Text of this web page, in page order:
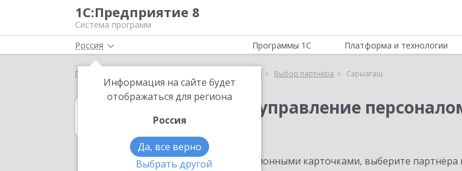
1С:Предприятие 8
Система программ
Россия
Информация на сайте будет
отображаться для региона
Россия
Да, все верно
Выбрать другой
Программы 1С Платформа и технологии
Главная 1С:Зарплата и управление персоналом 8 Выбор партнёра Сарыагаш
1С:Зарплата и управление
в Сарыагаше
Ознакомьтесь с информационными карточками, выберите